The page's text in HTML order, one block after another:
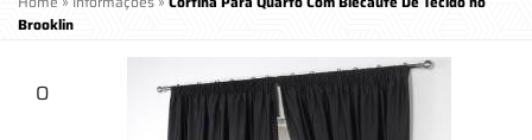
Brooklin
O